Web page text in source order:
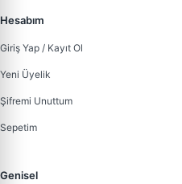
Hesabım
Giriş Yap / Kayıt Ol
Yeni Üyelik
Şifremi Unuttum
Sepetim
Genisel